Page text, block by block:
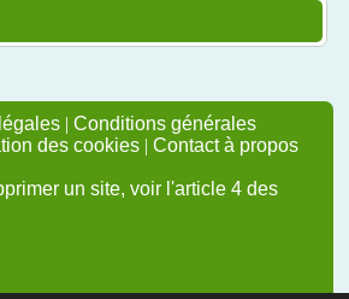
| Conditions générales
des cookies | Contact à propos
un site, voir l'article 4 des